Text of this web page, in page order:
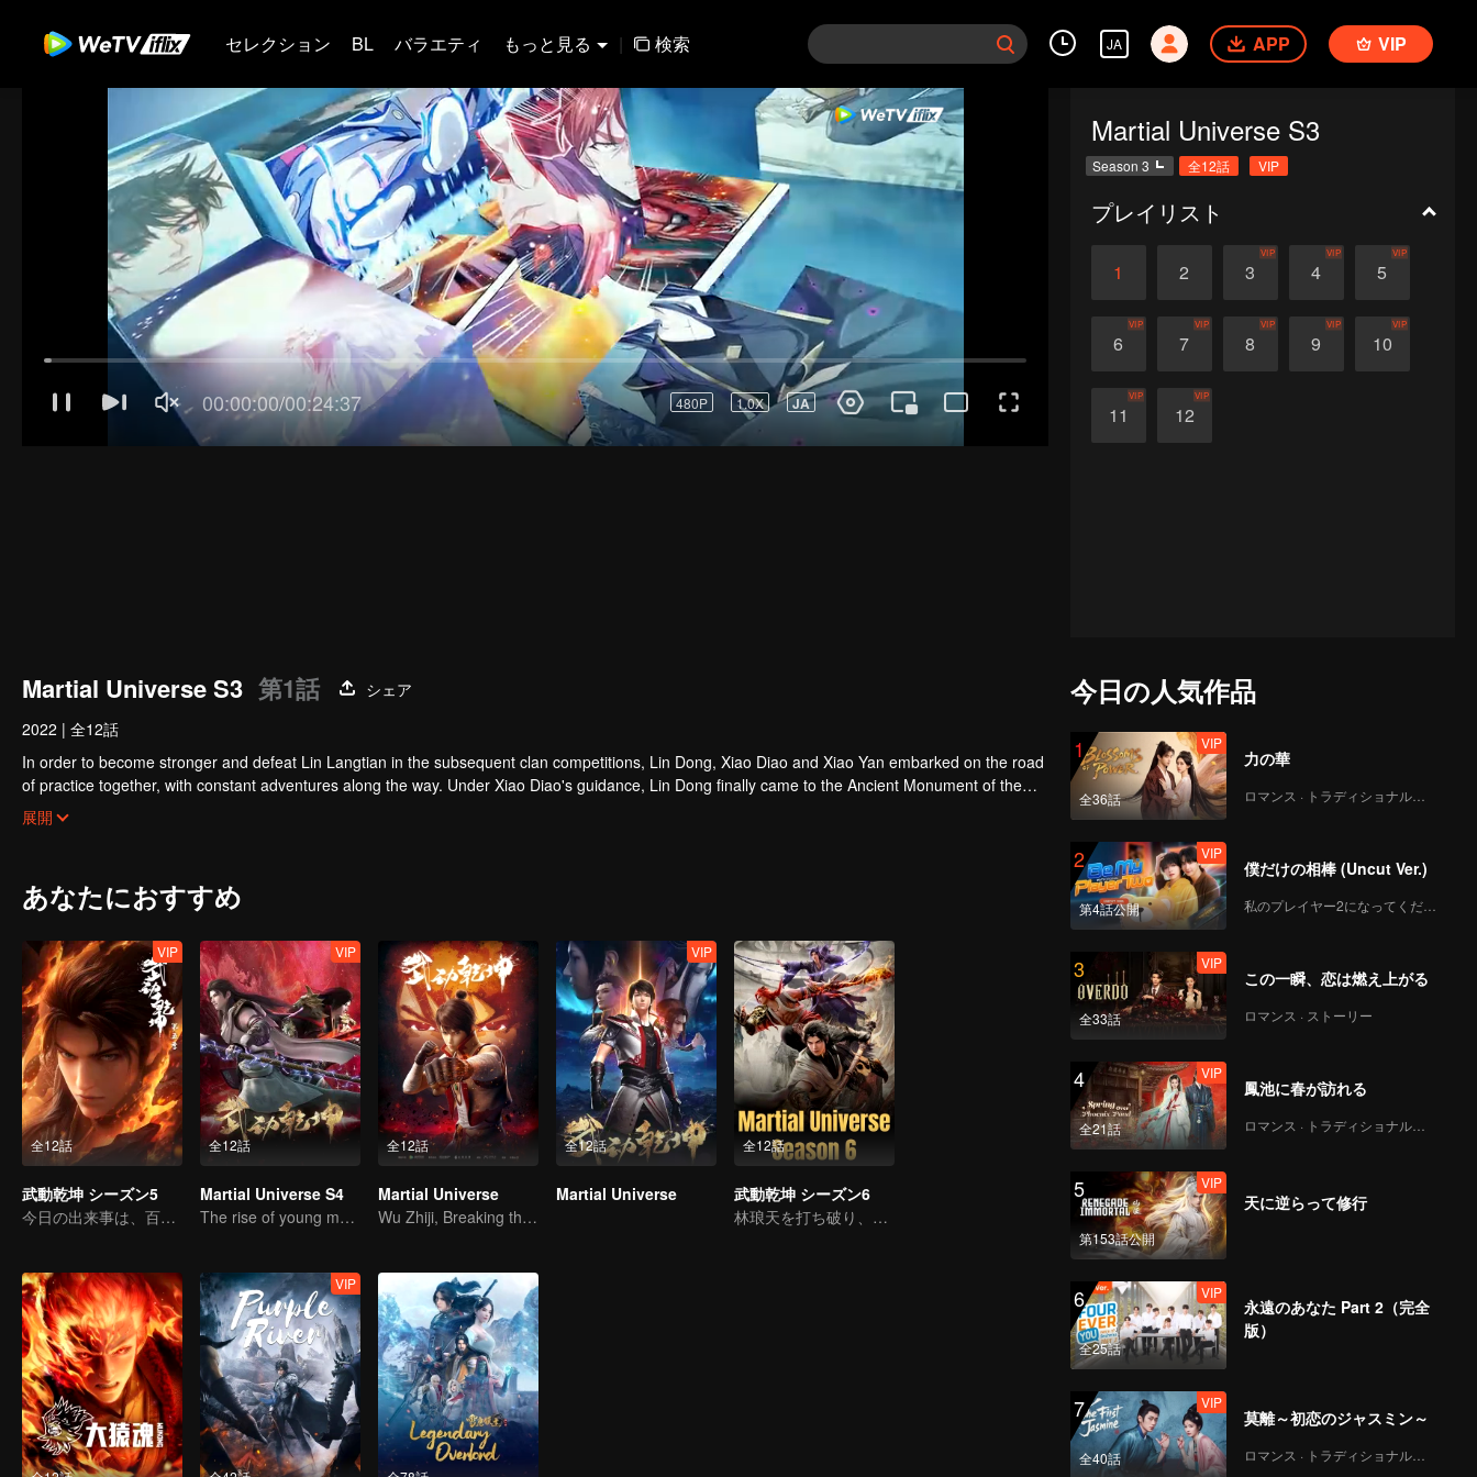
セレクション BL バラエティ もっと見る | 検索 JA APP VIP
Martial Universe S3
Season 3 全12話 VIP
プレイリスト
1 2 3
VIP
4
VIP
5
VIP
6
VIP
7
VIP
8
VIP
9
VIP
10
VIP
11
VIP
12
VIP
Martial Universe S3 第1話
シェア
2022 | 全12話
In order to become stronger and defeat Lin Langtian in the subsequent clan competitions, Lin Dong, Xiao Diao and Xiao Yan embarked on the road
of practice together, with constant adventures along the way. Under Xiao Diao's guidance, Lin Dong finally came to the Ancient Monument of the
Great Wilderness, and successfully obtained the clue to devour the ancestral talisman, and under the competition of Lin Langtian and many strong
men, he successfully obtained the martial arts of good fortune, the Great Wilderness Prisoner's Finger!
展開
あなたにおすすめ
全12話
VIP
武動乾坤 シーズン5
今日の出来事は、百倍にして返り討ちにする！
全12話
VIP
Martial Universe S4
The rise of young men & the reappearance of ancestral symbols
全12話
Martial Universe
Wu Zhiji, Breaking the Sky, Moving the Heaven and the Earth
全12話
VIP
Martial Universe
全12話
武動乾坤 シーズン6
林琅天を打ち破り、頂点に立つ。
VIP
今日の人気作品
1
全36話
VIP
力の華
ロマンス · トラディショナル・コスチューム
2
第4話公開
VIP
僕だけの相棒 (Uncut Ver.)
私のプレイヤー2になってください
3
全33話
VIP
この一瞬、恋は燃え上がる
ロマンス · ストーリー
4
全21話
VIP
鳳池に春が訪れる
ロマンス · トラディショナル・コスチューム
5
第153話公開
VIP
天に逆らって修行
6
全25話
VIP
永遠のあなた Part 2（完全
版）
7
全40話
VIP
莫離～初恋のジャスミン～
ロマンス · トラディショナル・コスチューム